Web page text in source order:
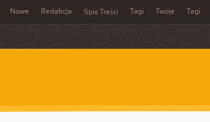
Nowe Redakcja Spis Treści Tagi Twoje Tagi